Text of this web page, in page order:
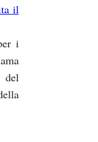
il
i
del